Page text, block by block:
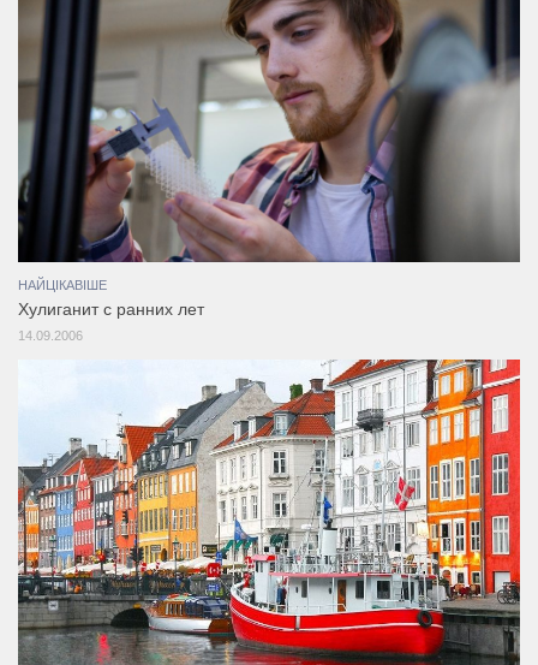
НАЙЦІКАВІШЕ
Хулиганит с ранних лет
14.09.2006